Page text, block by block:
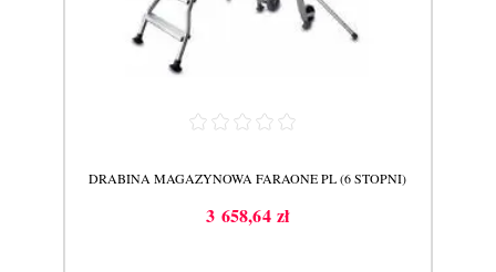
DRABINA MAGAZYNOWA FARAONE PL (6 STOPNI)
Cena
3 658,64 zł